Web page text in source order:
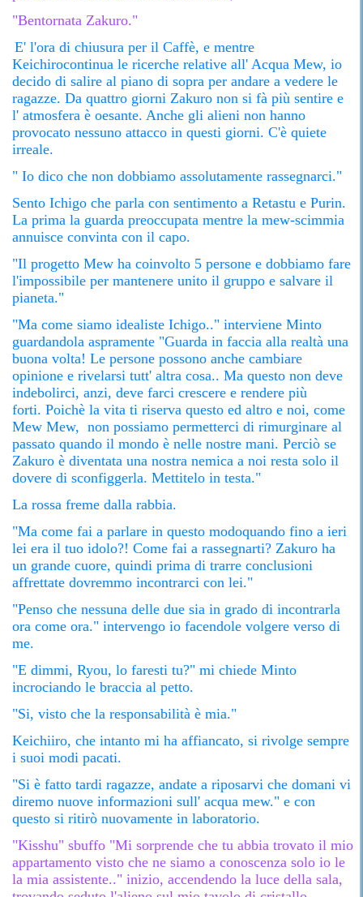
"Bentornata Zakuro."
E' l'ora di chiusura per il Caffè, e mentre
Keichirocontinua le ricerche relative all' Acqua Mew, io
decido di salire al piano di sopra per andare a vedere le
ragazze. Da quattro giorni Zakuro non si fà più sentire e
l' atmosfera è oesante. Anche gli alieni non hanno
provocato nessuno attacco in questi giorni. C'è quiete
irreale.
" Io dico che non dobbiamo assolutamente rassegnarci."
Sento Ichigo che parla con sentimento a Retastu e Purin.
La prima la guarda preoccupata mentre la mew-scimmia
annuisce convinta con il capo.
"Il progetto Mew ha coinvolto 5 persone e dobbiamo fare
l'impossibile per mantenere unito il gruppo e salvare il
pianeta."
"Ma come siamo idealiste Ichigo.." interviene Minto
guardandola aspramente "Guarda in faccia alla realtà una
buona volta! Le persone possono anche cambiare
opinione e rivelarsi tutt' altra cosa.. Ma questo non deve
indebolirci, anzi, deve farci crescere e rendere più
forti. Poichè la vita ti riserva questo ed altro e noi, come
Mew Mew, non possiamo permetterci di rimurginare al
passato quando il mondo è nelle nostre mani. Perciò se
Zakuro è diventata una nostra nemica a noi resta solo il
dovere di sconfiggerla. Mettitelo in testa."
La rossa freme dalla rabbia.
"Ma come fai a parlare in questo modoquando fino a ieri
lei era il tuo idolo?! Come fai a rassegnarti? Zakuro ha
un grande cuore, quindi prima di trarre conclusioni
affrettate dovremmo incontrarci con lei."
"Penso che nessuna delle due sia in grado di incontrarla
ora come ora." intervengo io facendole volgere verso di
me.
"E dimmi, Ryou, lo faresti tu?" mi chiede Minto
incrociando le braccia al petto.
"Si, visto che la responsabilità è mia."
Keichiiro, che intanto mi ha affiancato, si rivolge sempre
i suoi modi pacati.
"Si è fatto tardi ragazze, andate a riposarvi che domani vi
diremo nuove informazioni sull' acqua mew." e con
questo si ritirò nuovamente in laboratorio.
"Kisshu" sbuffo "Mi sorprende che tu abbia trovato il mio
appartamento visto che ne siamo a conoscenza solo io le
la mia assistente.." inizio, accendendo la luce della sala,